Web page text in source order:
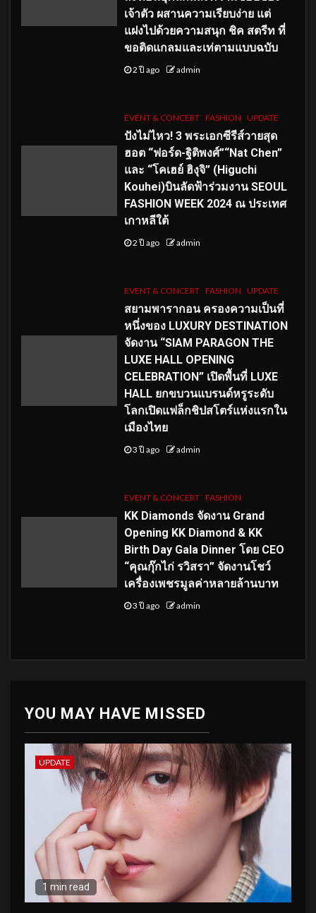
เจ้าตัว ผสานความเรียบง่าย แต่
แฝงไปด้วยความสนุก ชิค สตรีท ที่
ขอติดแกลมและเท่ตามแบบฉบับ
2 ปี ago admin
EVENT & CONCERT FASHION UPDATE
ปังไม่ไหว! 3 พระเอกซีรีส์วายสุด
ฮอต “ฟอร์ด-ฐิติพงศ์”“Nat Chen”
และ “โคเฮย์ ฮิงุจิ” (Higuchi
Kouhei)บินลัดฟ้าร่วมงาน SEOUL
FASHION WEEK 2024 ณ ประเทศ
เกาหลีใต้
2 ปี ago admin
EVENT & CONCERT FASHION UPDATE
สยามพารากอน ครองความเป็นที่
หนึ่งของ LUXURY DESTINATION
จัดงาน “SIAM PARAGON THE
LUXE HALL OPENING
CELEBRATION” เปิดพื้นที่ LUXE
HALL ยกขบวนแบรนด์หรูระดับ
โลกเปิดแฟล็กชิปสโตร์แห่งแรกใน
เมืองไทย
3 ปี ago admin
EVENT & CONCERT FASHION
KK Diamonds จัดงาน Grand
Opening KK Diamond & KK
Birth Day Gala Dinner โดย CEO
“คุณกุ๊กไก่ รวิสรา” จัดงานโชว์
เครื่องเพชรมูลค่าหลายล้านบาท
3 ปี ago admin
YOU MAY HAVE MISSED
UPDATE
1 min read